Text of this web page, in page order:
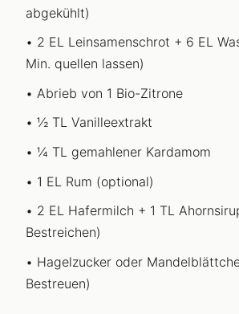
abgekühlt)
2 EL Leinsamenschrot + 6 EL
Min. quellen lassen)
Abrieb von 1 Bio-Zitrone
½ TL Vanilleextrakt
¼ TL gemahlener Kardamom
1 EL Rum (optional)
2 EL Hafermilch + 1 TL
Bestreichen)
Hagelzucker oder
Bestreuen)